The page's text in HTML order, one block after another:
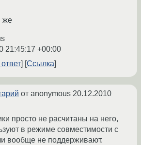
же
21:45:17 +00:00
Ссылка
от anonymous 20.12.2010
просто не расчитаны на него,
в режиме совместимости с
вообще не поддерживают.